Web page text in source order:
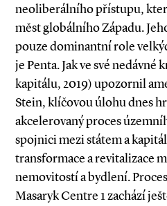
neoliberálního přístupu,
měst globálního Západu.
pouze dominantní role
je Penta. Jak ve své nedávné
kapitálu, 2019) upozornil
Stein, klíčovou úlohu dnes
akcelerovaný proces
spojnici mezi státem a
transformace a revitalizace
nemovitostí a bydlení.
Masaryk Centre 1 zachází